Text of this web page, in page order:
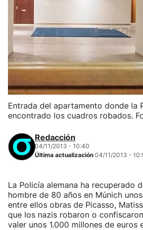
Entrada del apartamento donde la
encontrado los cuadros robados.
Redacción
04/11/2013 - 10:40
Última actualización 04/11/2013 -
La Policía alemana ha recuperado
hombre de 80 años en Múnich
entre ellos obras de Picasso,
que los nazis robaron o
valer unos 1.000 millones de euros